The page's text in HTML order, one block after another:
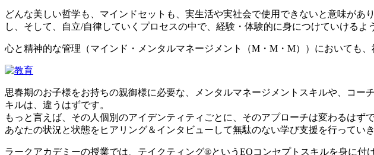
どんな美しい哲学も、マインドセットも、実生活や実社会で使用できないと意味が
し、そして、自立/自律していくプロセスの中で、経験・体験的に身につけていけるよ
心と精神的な管理（マインド・メンタルマネージメント（M・M・M））においても
思春期のお子様をお持ちの親御様に必要な、メンタルマネージメントスキルや、コ
キルは、違うはずです。
もっと言えば、その人個別のアイデンティティごとに、そのアプローチは変わるはずで
あなたの状況と状態をヒアリング＆インタビューして無駄のない学び支援を行っていき
ラークアカデミーの授業では、テイクティング®というEQコンセプトスキルを身に付